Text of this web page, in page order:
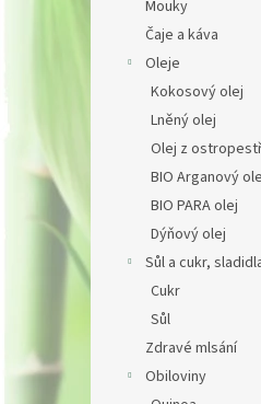
Mouky
Čaje a káva
Oleje
Kokosový olej
Lněný olej
Olej z
BIO Arganový
BIO PARA olej
Dýňový olej
Sůl a cukr,
Cukr
Sůl
Zdravé mlsání
Obiloviny